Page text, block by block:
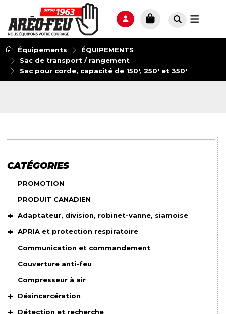
Équipements
ÉQUIPEMENTS
Sac de transport / rangement
Sac pour corde, capacité de 150', 250' et 350'
CATÉGORIES
PROMOTION
PRODUIT CANADIEN
Adaptateur, division, robinet-vanne, siamoise
APRIA et protection respiratoire
Communication et commandement
Couverture anti-feu
Compresseur à air
Désincarcération
Détection et recherche